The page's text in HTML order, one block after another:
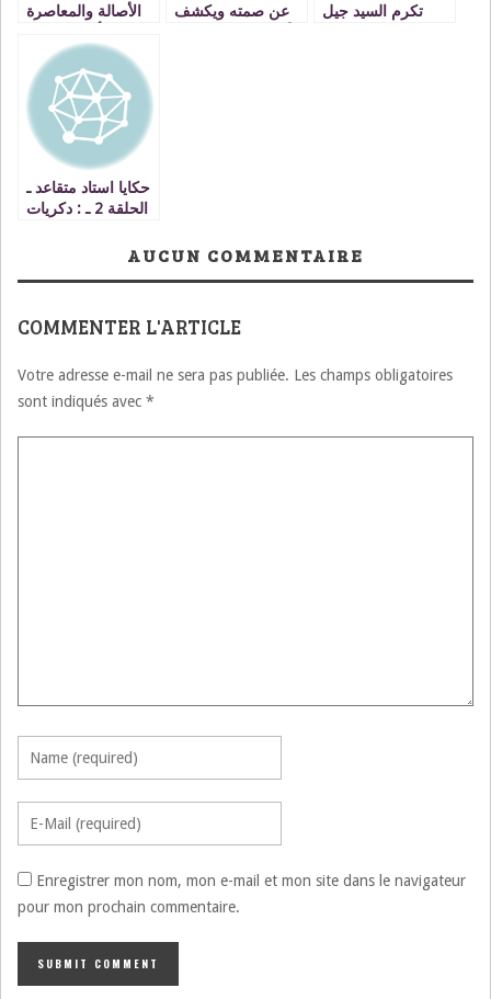
الأصالة والمعاصرة
الاستقلال عن جلسة
انتخاب الرئيس؟
عن صمته ويكشف
تكرم السيد جيل
حكايا استاد متقاعد ـ
الحلقة 2 ـ : دكريات
ثانوية عبد المومنAUCUN COMMENTAIRE
COMMENTER L'ARTICLE
Votre adresse e-mail ne sera pas publiée. Les champs obligatoires
sont indiqués avec *
Enregistrer mon nom, mon e-mail et mon site dans le navigateur
pour mon prochain commentaire.